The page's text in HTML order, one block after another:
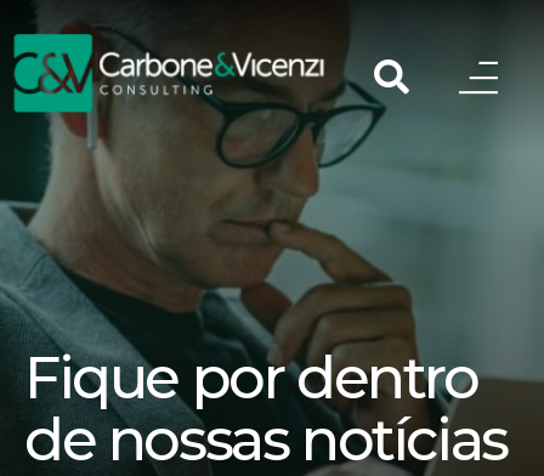
Fique por dentro
de nossas notícias